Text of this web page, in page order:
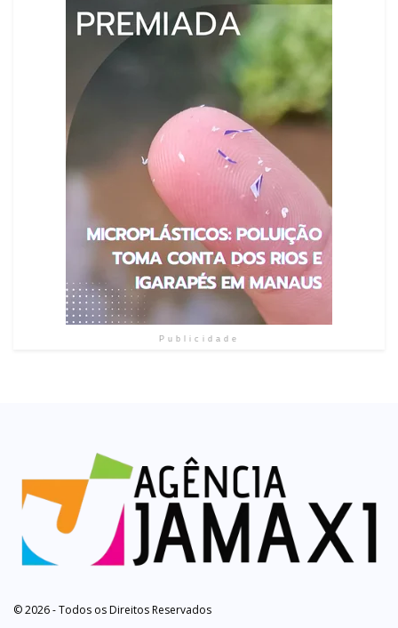
Publicidade
© 2026 - Todos os Direitos Reservados